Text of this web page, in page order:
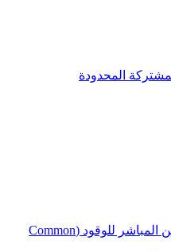
المحدودة
منصة اختبار نظام الحقن المباشر للوقود (Common